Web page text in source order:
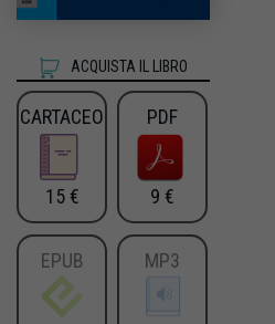
ACQUISTA IL LIBRO
CARTACEO
15 €
PDF
9 €
EPUB MP3